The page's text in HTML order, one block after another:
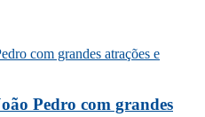
Pedro com grandes